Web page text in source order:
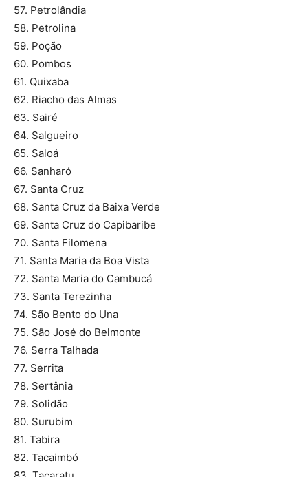
57. Petrolândia
58. Petrolina
59. Poção
60. Pombos
61. Quixaba
62. Riacho das Almas
63. Sairé
64. Salgueiro
65. Saloá
66. Sanharó
67. Santa Cruz
68. Santa Cruz da Baixa Verde
69. Santa Cruz do Capibaribe
70. Santa Filomena
71. Santa Maria da Boa Vista
72. Santa Maria do Cambucá
73. Santa Terezinha
74. São Bento do Una
75. São José do Belmonte
76. Serra Talhada
77. Serrita
78. Sertânia
79. Solidão
80. Surubim
81. Tabira
82. Tacaimbó